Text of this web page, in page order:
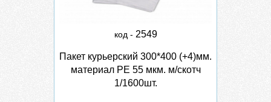
код - 2549
Пакет курьерский 300*400 (+4)мм.
материал PE 55 мкм. м/скотч
1/1600шт.